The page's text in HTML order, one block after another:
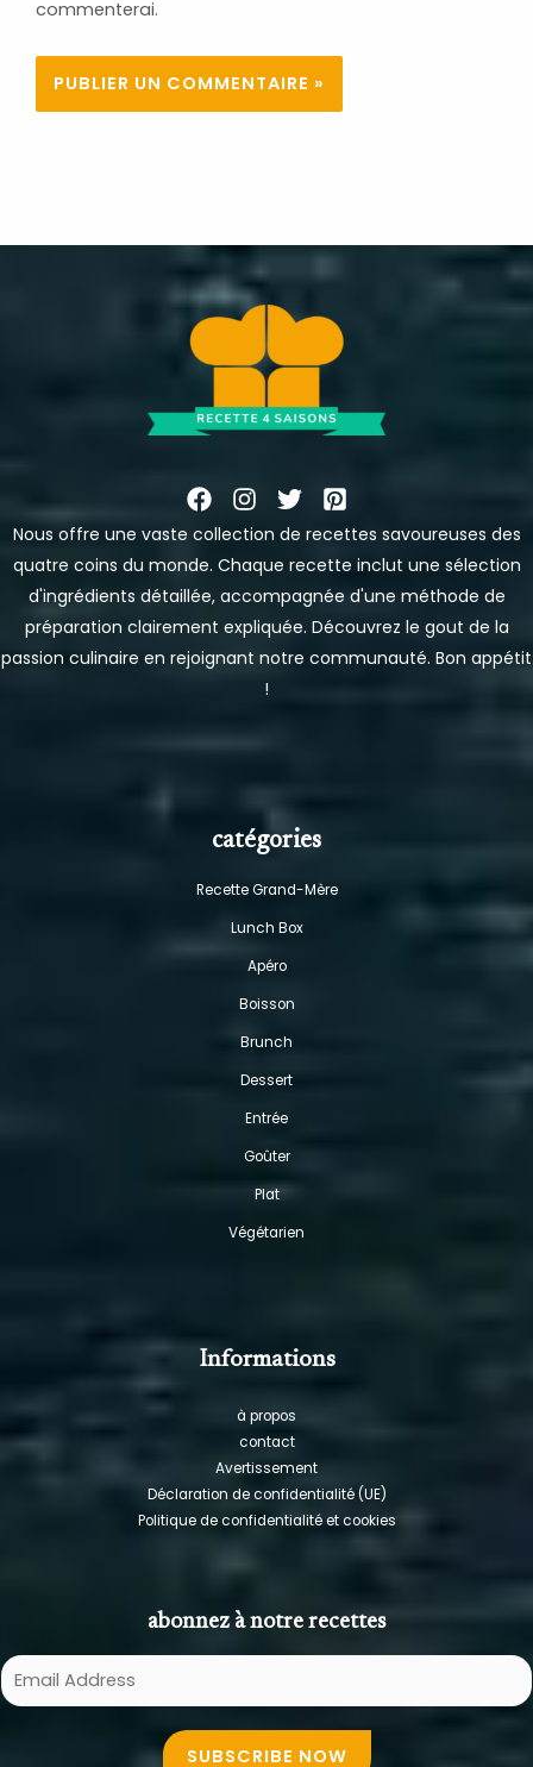
commenterai.
Nous offre une vaste collection de recettes savoureuses des
quatre coins du monde. Chaque recette inclut une sélection
d'ingrédients détaillée, accompagnée d'une méthode de
préparation clairement expliquée. Découvrez le gout de la
passion culinaire en rejoignant notre communauté. Bon appétit
!
catégories
Recette Grand-Mère
Lunch Box
Apéro
Boisson
Brunch
Dessert
Entrée
Goûter
Plat
Végétarien
Informations
à propos
contact
Avertissement
Déclaration de confidentialité (UE)
Politique de confidentialité et cookies
abonnez à notre recettes
E
m
SUBSCRIBE NOW